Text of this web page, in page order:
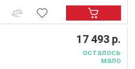
17 493 р.
осталось
мало